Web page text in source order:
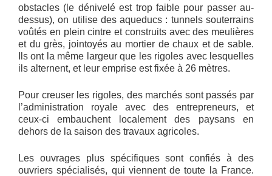
obstacles (le dénivelé est trop faible pour passer au-
dessus), on utilise des aqueducs : tunnels souterrains
voûtés en plein cintre et construits avec des meulières
et du grès, jointoyés au mortier de chaux et de sable.
Ils ont la même largeur que les rigoles avec lesquelles
ils alternent, et leur emprise est fixée à 26 mètres.
Pour creuser les rigoles, des marchés sont passés par
l’administration royale avec des entrepreneurs, et
ceux-ci embauchent localement des paysans en
dehors de la saison des travaux agricoles.
Les ouvrages plus spécifiques sont confiés à des
ouvriers spécialisés, qui viennent de toute la France.